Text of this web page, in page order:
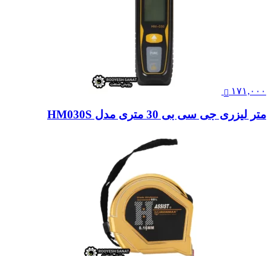
۱۷۱,۰۰۰
متر لیزری جی سی بی 30 متری مدل HM030S